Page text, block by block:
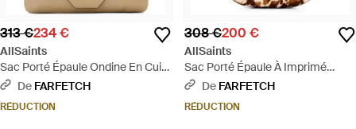
313 €234 €
AllSaints
Sac Porté Épaule Ondine En Cuir
- Neutre
De FARFETCH
RÉDUCTION
308 €200 €
AllSaints
Sac Porté Épaule À Imprimé
Animalier - Métallisé
De FARFETCH
RÉDUCTION